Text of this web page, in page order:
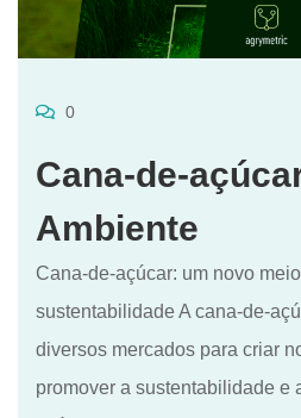
0
Cana-de-
Ambiente
Cana-de-açúcar: um novo
sustentabilidade A cana-de-
diversos mercados para criar
promover a sustentabilidade e